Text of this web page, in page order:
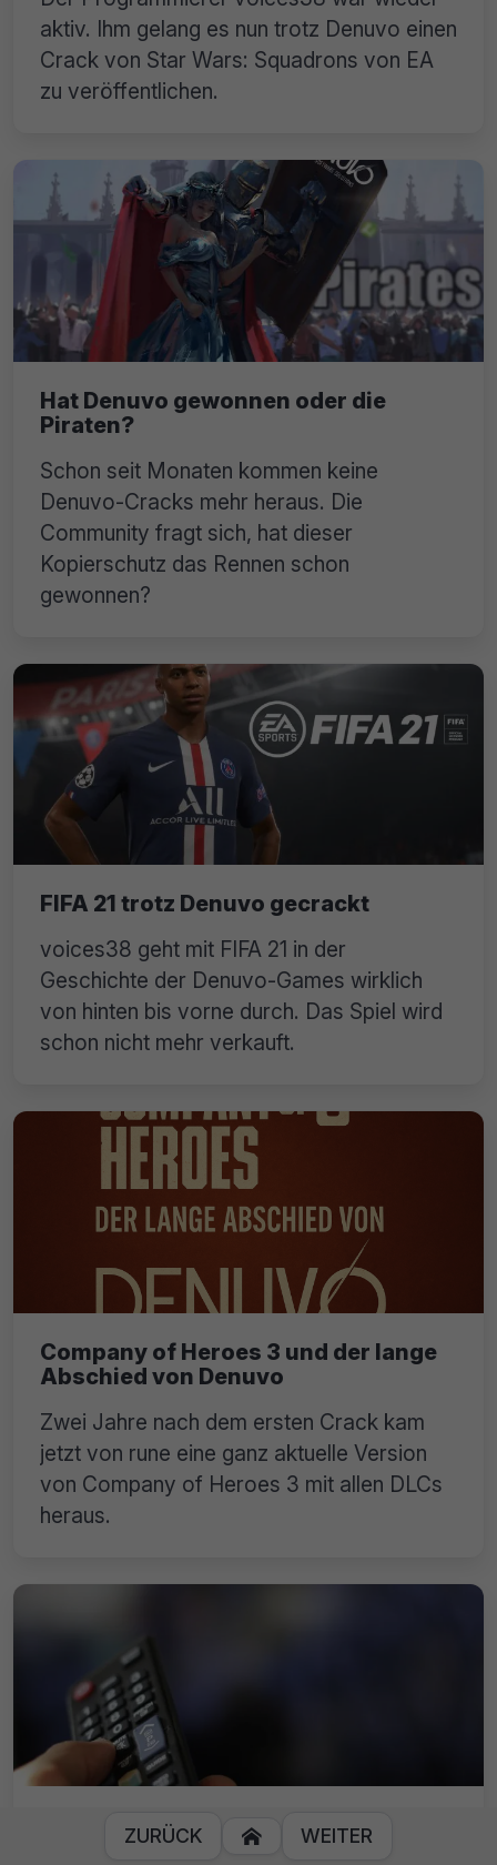
aktiv. Ihm gelang es nun trotz Denuvo einen
Crack von Star Wars: Squadrons von EA
zu veröffentlichen.
Hat Denuvo gewonnen oder die
Piraten?
Schon seit Monaten kommen keine
Denuvo-Cracks mehr heraus. Die
Community fragt sich, hat dieser
Kopierschutz das Rennen schon
gewonnen?
FIFA 21 trotz Denuvo gecrackt
voices38 geht mit FIFA 21 in der
Geschichte der Denuvo-Games wirklich
von hinten bis vorne durch. Das Spiel wird
schon nicht mehr verkauft.
Company of Heroes 3 und der lange
Abschied von Denuvo
Zwei Jahre nach dem ersten Crack kam
jetzt von rune eine ganz aktuelle Version
von Company of Heroes 3 mit allen DLCs
heraus.
BREIN schaltet IPTVpremium ab:
Kunden erhalten eine Warnung
ZURÜCK  WEITER